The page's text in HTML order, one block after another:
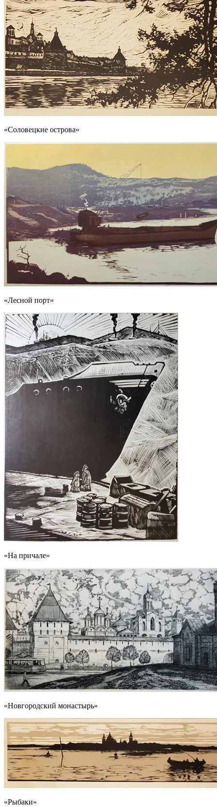
«Соловецкие острова»
«Лесной порт»
«На причале»
«Новгородский монастырь»
«Рыбаки»